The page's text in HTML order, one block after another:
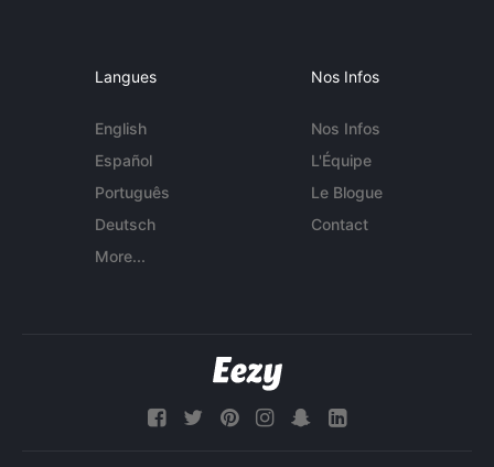
Langues
English
Español
Português
Deutsch
More...
Nos Infos
Nos Infos
L'Équipe
Le Blogue
Contact